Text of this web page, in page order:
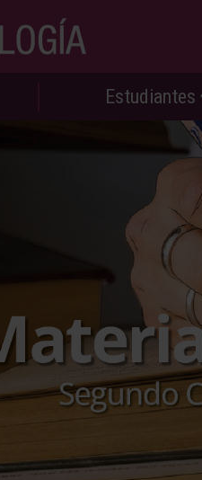
Estudiantes